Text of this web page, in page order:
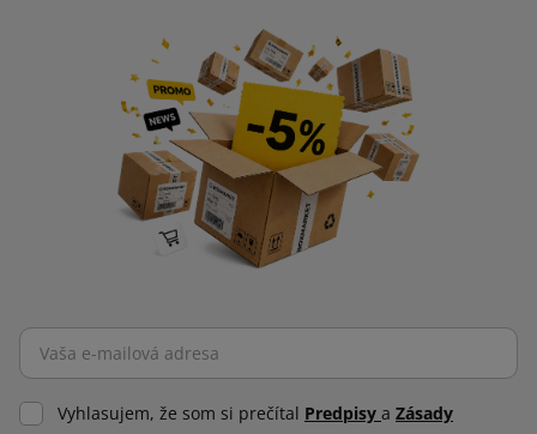
Vyhlasujem, že som si prečítal Predpisy a Zásady